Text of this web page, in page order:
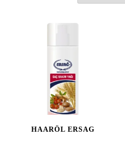
HAARÖL ERSAG